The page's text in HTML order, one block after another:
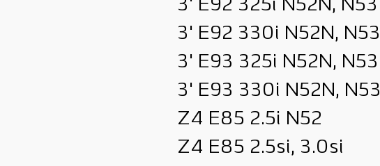
3' E92 325i N52N, N53
3' E92 330i N52N, N53
3' E93 325i N52N, N53
3' E93 330i N52N, N53
Z4 E85 2.5i N52
Z4 E85 2.5si, 3.0si